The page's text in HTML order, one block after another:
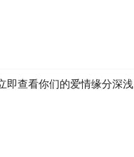
即查看你们的爱情缘分深浅